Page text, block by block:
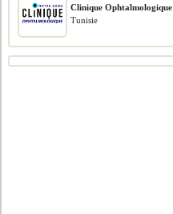
Clinique Ophtalmologique
Tunisie